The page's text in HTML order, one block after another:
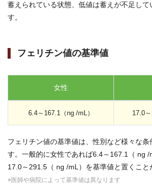
蓄えられている状態、低値は蓄えが不足して
す。
フェリチン値の基準値
女性
6.4～167.1（ng /mL） 17.0
フェリチン値の基準値は、性別など様々な条
す。一般的に女性であれば6.4～167.1（ ng
17.0～291.5（ ng /mL）を基準値と置くこと
※医師や病院によって基準値は異なります